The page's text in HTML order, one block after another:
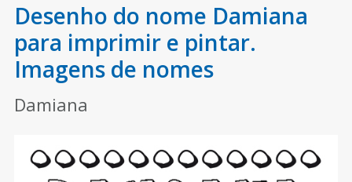
Desenho do nome Damiana
para imprimir e pintar.
Imagens de nomes
Damiana